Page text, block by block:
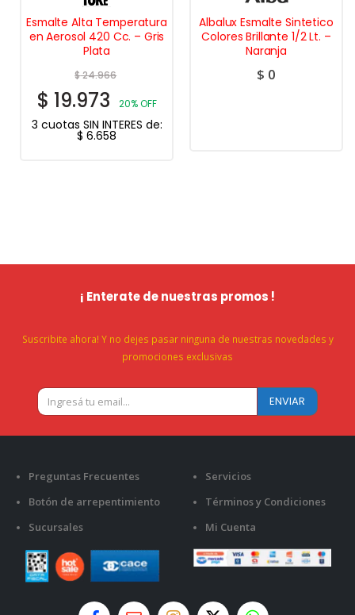
Esmalte Alta Temperatura
en Aerosol 420 Cc. – Gris
Plata
$24.966
$ 19.973 20% OFF
3 cuotas SIN INTERES de:
$ 6.658
Albalux Esmalte Sintetico
Colores Brillante 1/2 Lt. –
Naranja
$ 0
¡ Enterate de nuestras promos !
Suscribite ahora! Y no dejes pasar ninguna de nuestras novedades y
promociones exclusivas
Preguntas Frecuentes
Botón de arrepentimiento
Sucursales
Servicios
Términos y Condiciones
Mi Cuenta